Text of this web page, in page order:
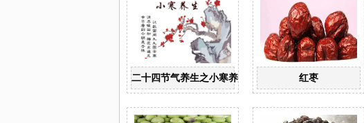
二十四节气养生之小寒养生 红枣